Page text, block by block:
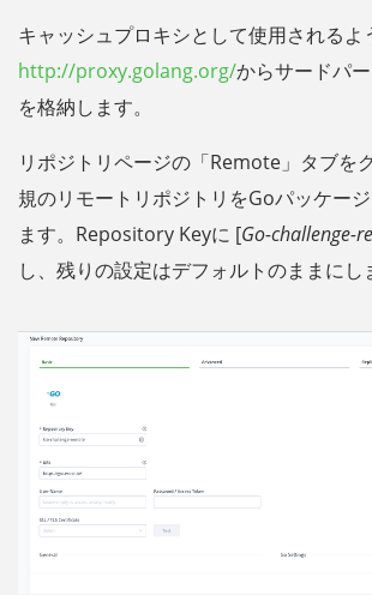
キャッシュプロキシとして使用されるよ
http://proxy.golang.org/からサードパ
を格納します。
リポジトリページの「Remote」タブを
規のリモートリポジトリをGoパッケー
ます。Repository Keyに [Go-challenge-
し、残りの設定はデフォルトのままにし